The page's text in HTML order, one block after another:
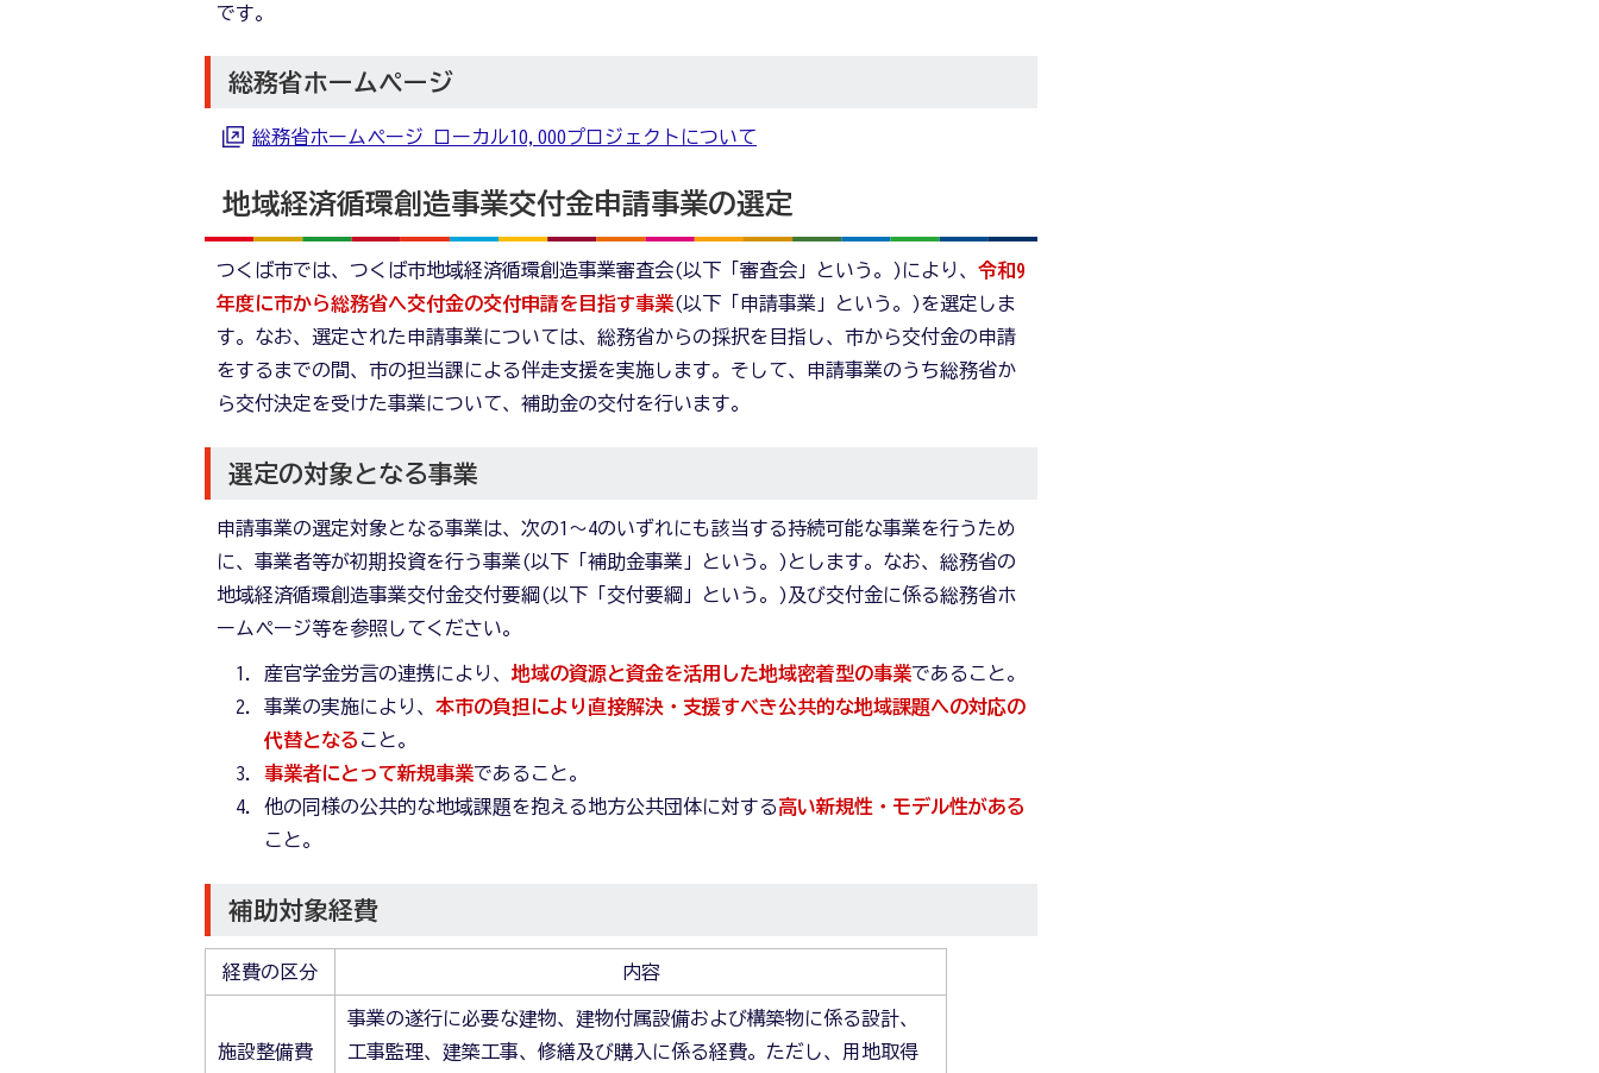
です。
総務省ホームページ
総務省ホームページ ローカル10,000プロジェクトについて
地域経済循環創造事業交付金申請事業の選定
つくば市では、つくば市地域経済循環創造事業審査会(以下「審査会」という。)により、 令和9
年度に市から総務省へ交付金の交付申請を目指す事業(以下「申請事業」という。)を選定しま
す。なお、選定された申請事業については、総務省からの採択を目指し、市から交付金の申請
をするまでの間、市の担当課による伴走支援を実施します。そして、申請事業のうち総務省か
ら交付決定を受けた事業について、補助金の交付を行います。
選定の対象となる事業
申請事業の選定対象となる事業は、次の1～4のいずれにも該当する持続可能な事業を行うため
に、事業者等が初期投資を行う事業(以下「補助金事業」という。)とします。なお、総務省の
地域経済循環創造事業交付金交付要綱(以下「交付要綱」という。)及び交付金に係る総務省ホ
ームページ等を参照してください。
産官学金労言の連携により、 地域の資源と資金を活用した地域密着型の事業であること。
事業の実施により、 本市の負担により直接解決・支援すべき公共的な地域課題への対応の
代替となる こと。
事業者にとって新規事業であること。
他の同様の公共的な地域課題を抱える地方公共団体に対する高い新規性・モデル性がある
こと。
補助対象経費
経費の区分 内容
施設整備費
事業の遂行に必要な建物、建物付属設備および構築物に係る設計、
工事監理、建築工事、修繕及び購入に係る経費。ただし、用地取得